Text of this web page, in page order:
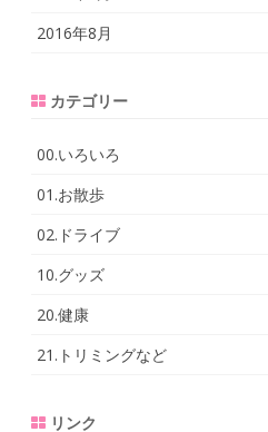
2016年8月
カテゴリー
00.いろいろ
01.お散歩
02.ドライブ
10.グッズ
20.健康
21.トリミングなど
リンク